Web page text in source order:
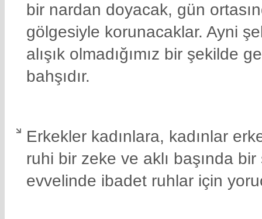
bir nardan doyacak, gün
gölgesiyle korunacaklar. Ayni
alışık olmadığımız bir şekilde
bahşıdır.
Erkekler kadınlara, kadınlar
ruhi bir zeke ve aklı başında
evvelinde ibadet ruhlar için